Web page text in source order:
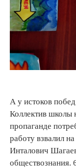
А у истоков
Коллектив школы
пропаганде
работу взвалил
Инталович
обществознания.